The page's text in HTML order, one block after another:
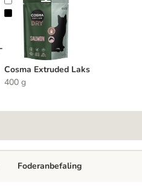
Cosma Extruded Laks
Cosma Extruded Laks
400 g
Foderanbefaling